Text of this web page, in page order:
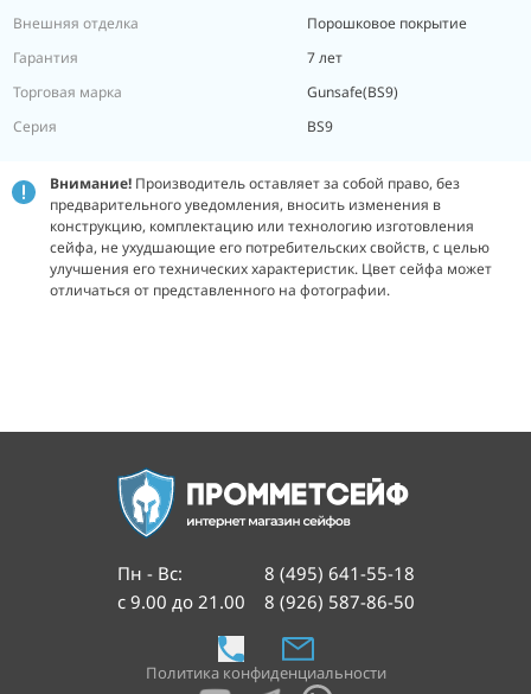
Внешняя отделка
Порошковое покрытие
Гарантия
7 лет
Торговая марка
Gunsafe(BS9)
Серия
BS9
Внимание! Производитель оставляет за собой право, без
предварительного уведомления, вносить изменения в
конструкцию, комплектацию или технологию изготовления
сейфа, не ухудшающие его потребительских свойств, с целью
улучшения его технических характеристик. Цвет сейфа может
отличаться от представленного на фотографии.
Пн - Вс:
с 9.00 до 21.00
8 (495) 641-55-18
8 (926) 587-86-50
Политика конфиденциальности